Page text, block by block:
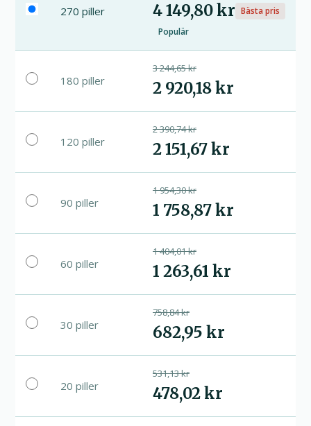
270 piller 4 149,80 kr Bästa pris
Populär
180 piller
3 244,65 kr
2 920,18 kr
120 piller
2 390,74 kr
2 151,67 kr
90 piller
1 954,30 kr
1 758,87 kr
60 piller
1 404,01 kr
1 263,61 kr
30 piller
758,84 kr
682,95 kr
20 piller
531,13 kr
478,02 kr